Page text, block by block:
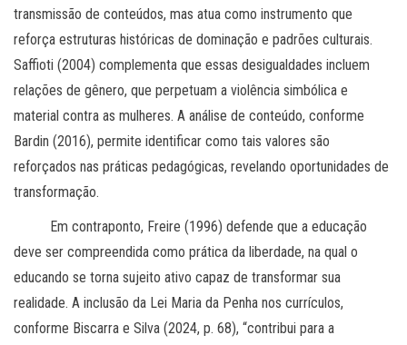
transmissão de conteúdos, mas atua como instrumento que
reforça estruturas históricas de dominação e padrões culturais.
Saffioti (2004) complementa que essas desigualdades incluem
relações de gênero, que perpetuam a violência simbólica e
material contra as mulheres. A análise de conteúdo, conforme
Bardin (2016), permite identificar como tais valores são
reforçados nas práticas pedagógicas, revelando oportunidades de
transformação.
Em contraponto, Freire (1996) defende que a educação
deve ser compreendida como prática da liberdade, na qual o
educando se torna sujeito ativo capaz de transformar sua
realidade. A inclusão da Lei Maria da Penha nos currículos,
conforme Biscarra e Silva (2024, p. 68), “contribui para a